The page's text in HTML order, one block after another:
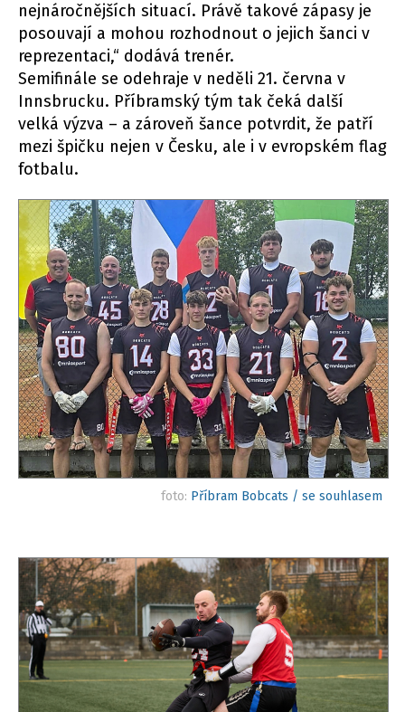
nejnáročnějších situací. Právě takové zápasy je
posouvají a mohou rozhodnout o jejich šanci v
reprezentaci,“ dodává trenér.
Semifinále se odehraje v neděli 21. června v
Innsbrucku. Příbramský tým tak čeká další
velká výzva – a zároveň šance potvrdit, že patří
mezi špičku nejen v Česku, ale i v evropském flag
fotbalu.
foto: Příbram Bobcats / se souhlasem